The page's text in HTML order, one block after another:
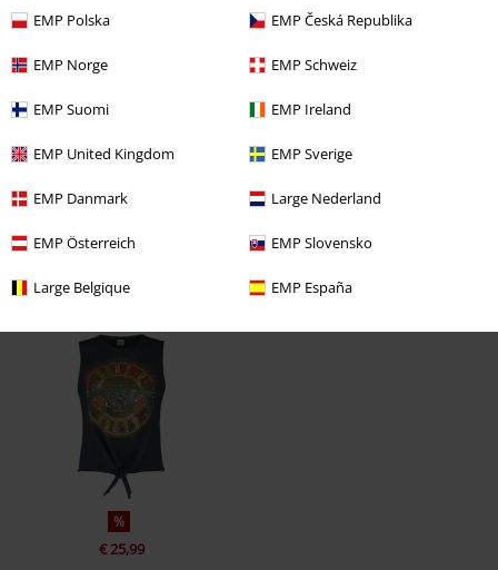
EMP Polska EMP Česká Republika
EMP Norge EMP Schweiz
EMP Suomi EMP Ireland
EMP United Kingdom EMP Sverige
EMP Danmark Large Nederland
EMP Österreich EMP Slovensko
Large Belgique EMP España
Te kort
Perfect
Geverifieerde recensie
Opmerking
Commentaar versturen
Laatst bezocht
%
€ 25,99